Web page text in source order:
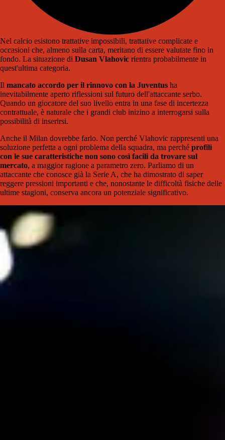
Nel calcio esistono trattative impossibili, trattative complicate e
occasioni che, almeno sulla carta, meritano di essere valutate fino in
fondo. La situazione di Dusan Vlahovic rientra probabilmente in
quest'ultima categoria.
Il mancato accordo per il rinnovo con la Juventus ha
inevitabilmente aperto riflessioni sul futuro dell'attaccante serbo.
Quando un giocatore del suo livello entra in una fase di incertezza
contrattuale, è naturale che i grandi club inizino a interrogarsi sulla
possibilità di inserirsi.
Anche il Milan dovrebbe farlo. Non perché Vlahovic rappresenti una
soluzione perfetta a ogni problema della squadra, ma perché profili
con le sue caratteristiche non sono così facili da trovare sul
mercato, a maggior ragione a parametro zero. Parliamo di un
attaccante che conosce già la Serie A, che ha dimostrato di saper
reggere pressioni importanti e che, nonostante le difficoltà fisiche delle
ultime stagioni, conserva ancora un potenziale significativo.